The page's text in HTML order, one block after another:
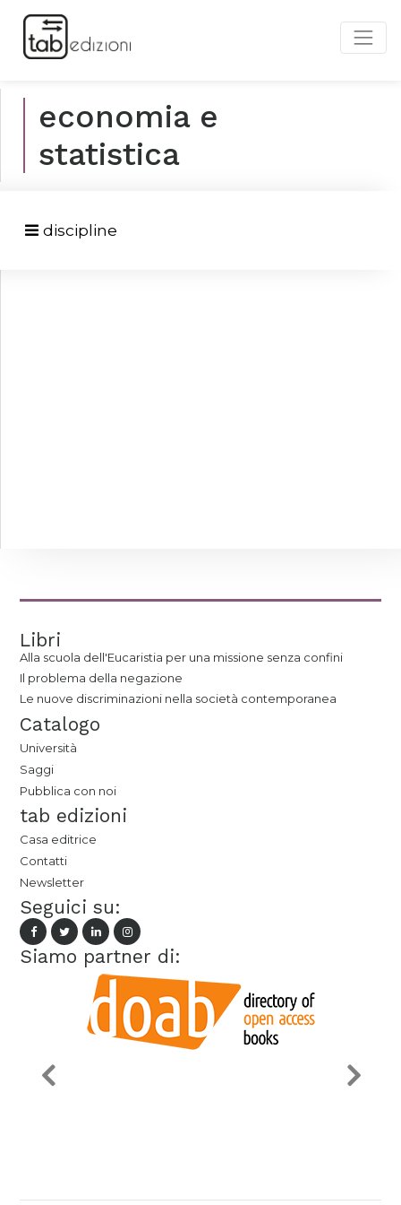
economia e
statistica
discipline
Libri
Alla scuola dell'Eucaristia per una missione senza confini
Il problema della negazione
Le nuove discriminazioni nella società contemporanea
Catalogo
Università
Saggi
Pubblica con noi
tab edizioni
Casa editrice
Contatti
Newsletter
Seguici su:
Siamo partner di: